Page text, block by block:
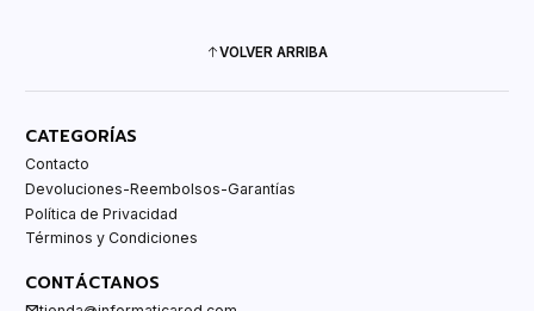
VOLVER ARRIBA
CATEGORÍAS
Contacto
Devoluciones-Reembolsos-Garantías
Política de Privacidad
Términos y Condiciones
CONTÁCTANOS